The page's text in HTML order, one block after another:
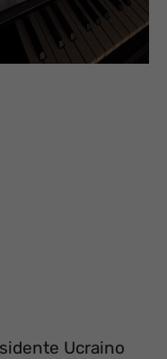
Ucraino